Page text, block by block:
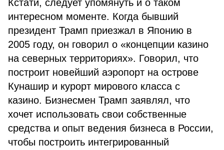
Кстати, следует упомянуть и о таком
интересном моменте. Когда бывший
президент Трамп приезжал в Японию в
2005 году, он говорил о «концепции казино
на северных территориях». Говорил, что
построит новейший аэропорт на острове
Кунашир и курорт мирового класса с
казино. Бизнесмен Трамп заявлял, что
хочет использовать свои собственные
средства и опыт ведения бизнеса в России,
чтобы построить интегрированный